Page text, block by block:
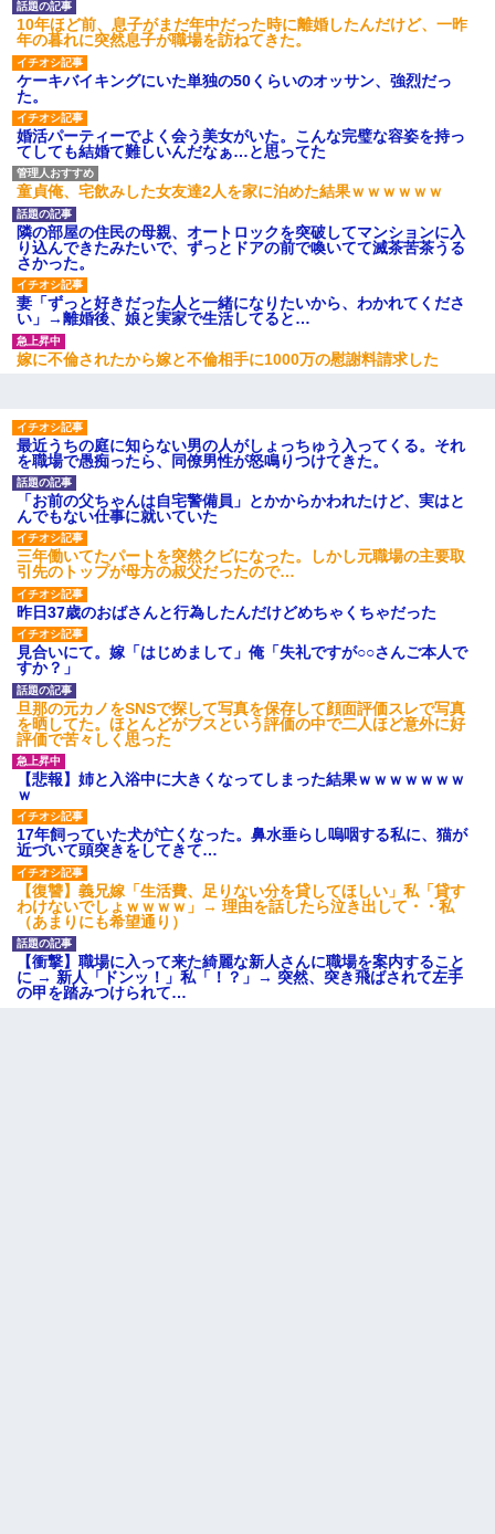
10年ほど前、息子がまだ年中だった時に離婚したんだけど、一昨
年の暮れに突然息子が職場を訪ねてきた。
ケーキバイキングにいた単独の50くらいのオッサン、強烈だっ
た。
婚活パーティーでよく会う美女がいた。こんな完璧な容姿を持っ
てしても結婚て難しいんだなぁ…と思ってた
童貞俺、宅飲みした女友達2人を家に泊めた結果ｗｗｗｗｗｗ
隣の部屋の住民の母親、オートロックを突破してマンションに入
り込んできたみたいで、ずっとドアの前で喚いてて滅茶苦茶うる
さかった。
妻「ずっと好きだった人と一緒になりたいから、わかれてくださ
い」→離婚後、娘と実家で生活してると…
嫁に不倫されたから嫁と不倫相手に1000万の慰謝料請求した
最近うちの庭に知らない男の人がしょっちゅう入ってくる。それ
を職場で愚痴ったら、同僚男性が怒鳴りつけてきた。
「お前の父ちゃんは自宅警備員」とかからかわれたけど、実はと
んでもない仕事に就いていた
三年働いてたパートを突然クビになった。しかし元職場の主要取
引先のトップが母方の叔父だったので…
昨日37歳のおばさんと行為したんだけどめちゃくちゃだった
見合いにて。嫁「はじめまして」俺「失礼ですが○○さんご本人で
すか？」
旦那の元カノをSNSで探して写真を保存して顔面評価スレで写真
を晒してた。ほとんどがブスという評価の中で二人ほど意外に好
評価で苦々しく思った
【悲報】姉と入浴中に大きくなってしまった結果ｗｗｗｗｗｗｗ
ｗ
17年飼っていた犬が亡くなった。鼻水垂らし嗚咽する私に、猫が
近づいて頭突きをしてきて…
【復讐】義兄嫁「生活費、足りない分を貸してほしい」私「貸す
わけないでしょｗｗｗｗ」→ 理由を話したら泣き出して・・私
（あまりにも希望通り）
【衝撃】職場に入って来た綺麗な新人さんに職場を案内すること
に → 新人「ドンッ！」私「！？」→ 突然、突き飛ばされて左手
の甲を踏みつけられて…